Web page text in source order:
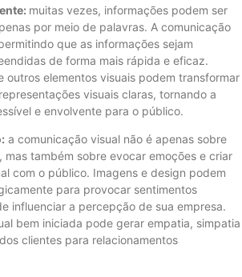
muitas vezes, informações podem ser
por meio de palavras. A comunicação
que as informações sejam
de forma mais rápida e eficaz.
outros elementos visuais podem transformar
visuais claras, tornando a
e envolvente para o público.
a comunicação visual não é apenas sobre
mas também sobre evocar emoções e criar
com o público. Imagens e design podem
para provocar sentimentos
influenciar a percepção de sua empresa.
bem iniciada pode gerar empatia, simpatia
clientes para relacionamentos